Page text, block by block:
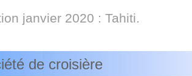
janvier 2020 : Tahiti.
de croisière